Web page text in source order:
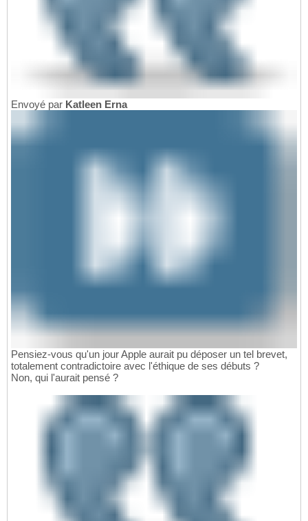
Envoyé par Katleen Erna
Pensiez-vous qu'un jour Apple aurait pu déposer un tel brevet,
totalement contradictoire avec l'éthique de ses débuts ?
Non, qui l'aurait pensé ?